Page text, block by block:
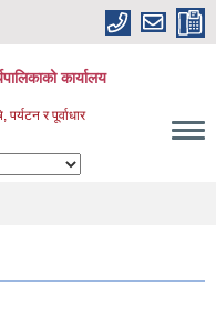
कार्यालय
र पूर्वाधार